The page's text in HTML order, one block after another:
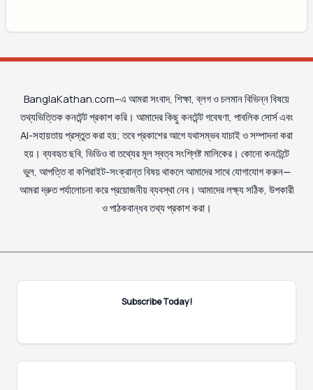
BanglaKathan.com–এ আমরা সংবাদ, শিক্ষা, ব্লগ ও চলমান বিভিন্ন বিষয়ে
তথ্যভিত্তিক কনটেন্ট প্রকাশ করি। আমাদের কিছু কনটেন্ট গবেষণা, পাবলিক সোর্স এবং
AI-সহায়তায় প্রস্তুত করা হয়; তবে প্রকাশের আগে যথাসম্ভব যাচাই ও সম্পাদনা করা
হয়। ব্যবহৃত ছবি, ভিডিও বা তথ্যের মূল স্বত্ব সংশ্লিষ্ট মালিকের। কোনো কনটেন্টে
ভুল, আপত্তি বা কপিরাইট-সংক্রান্ত বিষয় থাকলে আমাদের সাথে যোগাযোগ করুন—
আমরা দ্রুত পর্যালোচনা করে প্রয়োজনীয় ব্যবস্থা নেব। আমাদের লক্ষ্য সঠিক, উপকারী
ও পাঠকবান্ধব তথ্য প্রকাশ করা।
Subscribe Today!